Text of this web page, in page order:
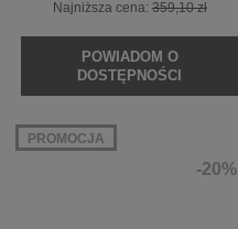
Najniższa cena: 359,10 zł
POWIADOM O
DOSTĘPNOŚCI
-20%
PROMOCJA